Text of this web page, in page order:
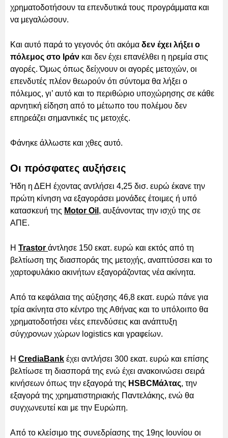
χρηματοδοτήσουν τα επενδυτικά τους προγράμματα και
να μεγαλώσουν.
Και αυτό παρά το γεγονός ότι ακόμα δεν έχει λήξει ο
πόλεμος στο Ιράν και δεν έχει επανέλθει η ηρεμία στις
αγορές. Όμως όπως δείχνουν οι αγορές μετοχών, οι
επενδυτές πλέον θεωρούν ότι σύντομα θα λήξει ο
πόλεμος, γι’ αυτό και το περιθώριο υποχώρησης σε κάθε
αρνητική είδηση από το μέτωπο του πολέμου δεν
επηρεάζει σημαντικές τις μετοχές.
Φάνηκε άλλωστε και χθες αυτό.
Οι πρόσφατες αυξήσεις
Ήδη η ΔΕΗ έχοντας αντλήσει 4,25 δισ. ευρώ έκανε την
πρώτη κίνηση να εξαγοράσει μονάδες έτοιμες ή υπό
κατασκευή της Motor Oil , αυξάνοντας την ισχύ της σε
ΑΠΕ.
Η Trastor άντλησε 150 εκατ. ευρώ και εκτός από τη
βελτίωση της διασποράς της μετοχής, αναπτύσσει και το
χαρτοφυλάκιο ακινήτων εξαγοράζοντας νέα ακίνητα.
Από τα κεφάλαια της αύξησης 46,8 εκατ. ευρώ πάνε για
τρία ακίνητα στο κέντρο της Αθήνας και το υπόλοιπο θα
χρηματοδοτήσει νέες επενδύσεις και ανάπτυξη
σύγχρονων χώρων logistics και γραφείων.
Η CrediaΒank έχει αντλήσει 300 εκατ. ευρώ και επίσης
βελτίωσε τη διασπορά της ενώ έχει ανακοινώσει σειρά
κινήσεων όπως την εξαγορά της HSBCΜάλτας, την
εξαγορά της χρηματιστηριακής Παντελάκης, ενώ θα
συγχωνευτεί και με την Ευρώπη.
Από το κλείσιμο της συνεδρίασης της 19ης Ιουνίου οι